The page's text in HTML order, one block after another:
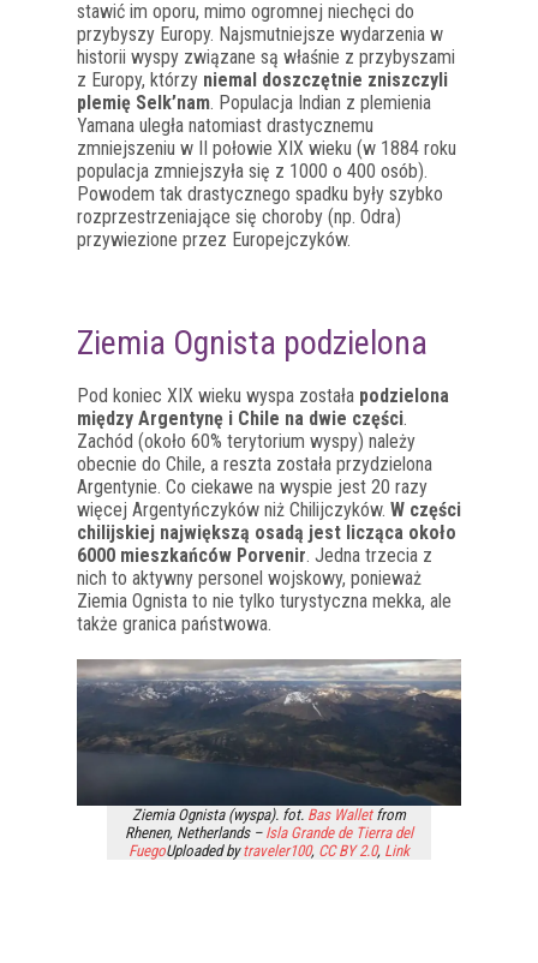
stawić im oporu, mimo ogromnej niechęci do
przybyszy Europy. Najsmutniejsze wydarzenia w
historii wyspy związane są właśnie z przybyszami
z Europy, którzy niemal doszczętnie zniszczyli
plemię Selk’nam. Populacja Indian z plemienia
Yamana uległa natomiast drastycznemu
zmniejszeniu w II połowie XIX wieku (w 1884 roku
populacja zmniejszyła się z 1000 o 400 osób).
Powodem tak drastycznego spadku były szybko
rozprzestrzeniające się choroby (np. Odra)
przywiezione przez Europejczyków.
Ziemia Ognista podzielona
Pod koniec XIX wieku wyspa została podzielona
między Argentynę i Chile na dwie części.
Zachód (około 60% terytorium wyspy) należy
obecnie do Chile, a reszta została przydzielona
Argentynie. Co ciekawe na wyspie jest 20 razy
więcej Argentyńczyków niż Chilijczyków. W części
chilijskiej największą osadą jest licząca około
6000 mieszkańców Porvenir. Jedna trzecia z
nich to aktywny personel wojskowy, ponieważ
Ziemia Ognista to nie tylko turystyczna mekka, ale
także granica państwowa.
Ziemia Ognista (wyspa). fot. Bas Walletfrom
Rhenen, Netherlands – Isla Grande de Tierra del
FuegoUploaded bytraveler100, CC BY 2.0, Link